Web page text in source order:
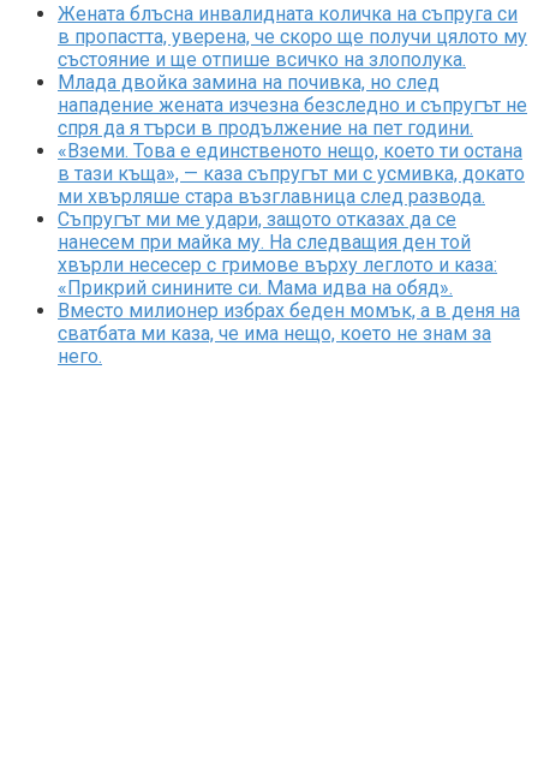
Жената блъсна инвалидната количка на съпруга си
в пропастта, уверена, че скоро ще получи цялото му
състояние и ще отпише всичко на злополука.
Млада двойка замина на почивка, но след
нападение жената изчезна безследно и съпругът не
спря да я търси в продължение на пет години.
«Вземи. Това е единственото нещо, което ти остана
в тази къща», — каза съпругът ми с усмивка, докато
ми хвърляше стара възглавница след развода.
Съпругът ми ме удари, защото отказах да се
нанесем при майка му. На следващия ден той
хвърли несесер с гримове върху леглото и каза:
«Прикрий синините си. Мама идва на обяд».
Вместо милионер избрах беден момък, а в деня на
сватбата ми каза, че има нещо, което не знам за
него.